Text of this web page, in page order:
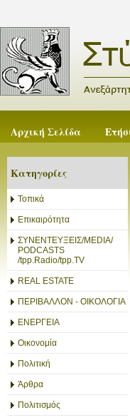
Αρχική Σελίδα
Κατηγορίες
Τοπικά
Επικαιρότητα
ΣΥΝΕΝΤΕΥΞΕΙΣ/MEDIA/
PODCASTS
/tpp.Radio/tpp.TV
REAL ESTATE
ΠΕΡΙΒΑΛΛΟΝ - ΟΙΚΟΛΟΓΙΑ
ΕΝΕΡΓΕΙΑ
Οικονομία
Πολιτική
Άρθρα
Πολιτισμός